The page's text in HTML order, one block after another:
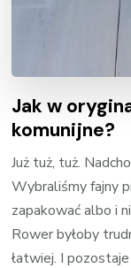
Jak w
komunijne?
Już tuż, tuż.
Wybraliśmy fajny
zapakować albo i
Rower byłoby
łatwiej. I